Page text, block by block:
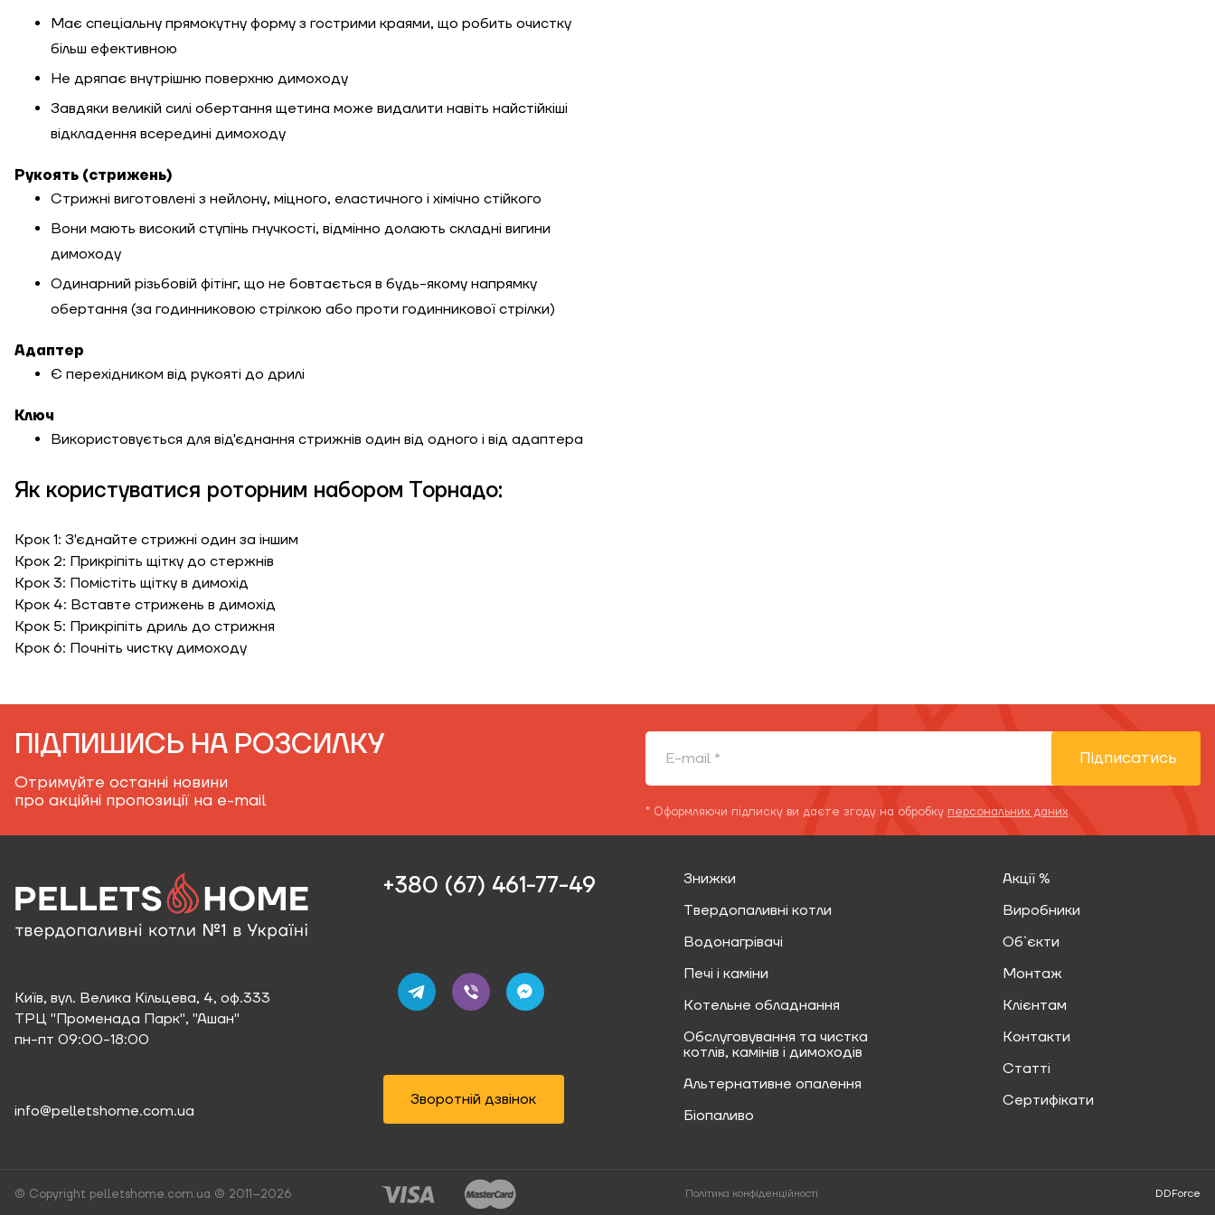
Має спеціальну прямокутну форму з гострими краями, що робить очистку
більш ефективною
Не дряпає внутрішню поверхню димоходу
Завдяки великій силі обертання щетина може видалити навіть найстійкіші
відкладення всередині димоходу
Рукоять (стрижень)
Стрижні виготовлені з нейлону, міцного, еластичного і хімічно стійкого
Вони мають високий ступінь гнучкості, відмінно долають складні вигини
димоходу
Одинарний різьбовій фітінг, що не бовтається в будь-якому напрямку
обертання (за годинниковою стрілкою або проти годинникової стрілки)
Адаптер
Є перехідником від рукояті до дрилі
Ключ
Використовується для від'єднання стрижнів один від одного і від адаптера
Як користуватися роторним набором Торнадо:
Крок 1: З'єднайте стрижні один за іншим
Крок 2: Прикріпіть щітку до стержнів
Крок 3: Помістіть щітку в димохід
Крок 4: Вставте стрижень в димохід
Крок 5: Прикріпіть дриль до стрижня
Крок 6: Почніть чистку димоходу
ПІДПИШИСЬ НА РОЗСИЛКУ
Отримуйте останні новини
про акційні пропозиції на e-mail
Підписатись
* Оформляючи підписку ви даєте згоду на обробку персональних даних
Київ, вул. Велика Кільцева, 4, оф.333
ТРЦ "Променада Парк", "Ашан"
пн-пт 09:00-18:00
info@pelletshome.com.ua
+380 (67) 461-77-49‬
Зворотній дзвінок
Знижки
Твердопаливні котли
Водонагрівачі
Печі і каміни
Котельне обладнання
Обслуговування та чистка
котлів, камінів і димоходів
Альтернативне опалення
Біопаливо
Акції %
Виробники
Об`єкти
Монтаж
Клієнтам
Контакти
Статті
Сертифікати
© Copyright pelletshome.com.ua © 2011–2026 Політика конфіденційності DDForce